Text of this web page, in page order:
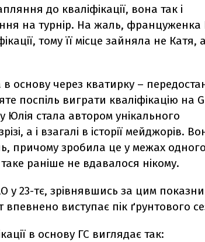
до кваліфікації, вона так і
на турнір. На жаль, француженка
тому її місце зайняла не Катя,
основу через кватирку –
поспіль виграти кваліфікацію на
стала автором унікального
а і взагалі в історії мейджорів.
причому зробила це у межах одного
раніше не вдавалося нікому.
у 23-тє, зрівнявшись за цим
виступає пік ґрунтового
в основу ГС виглядає так: